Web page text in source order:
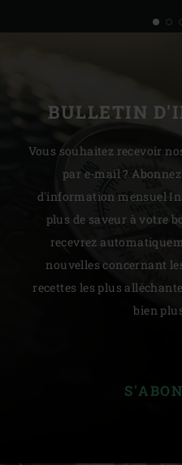
BULLETIN
Vous souhaitez recevoir
par e-mail ?
d'information mensuel
plus de saveur à votre
recevrez
nouvelles concernant
recettes les plus
bien